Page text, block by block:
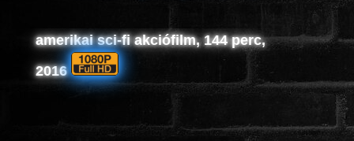
amerikai sci-fi akciófilm, 144 perc,
2016